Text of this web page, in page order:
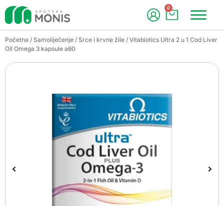
0
Početna / Samoliječenje / Srce i krvne žile / Vitabiotics Ultra 2 u 1 Cod Liver
Oil Omega 3 kapsule a60